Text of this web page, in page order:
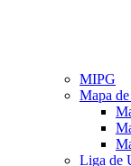
MIPG
Mapa
Liga de